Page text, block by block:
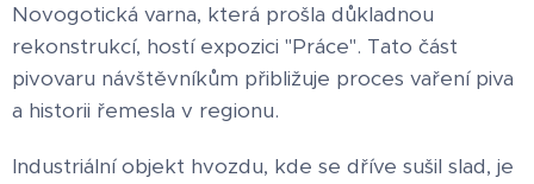
Novogotická varna, která prošla důkladnou
rekonstrukcí, hostí expozici "Práce". Tato část
pivovaru návštěvníkům přibližuje proces vaření piva
a historii řemesla v regionu.
Industriální objekt hvozdu, kde se dříve sušil slad, je